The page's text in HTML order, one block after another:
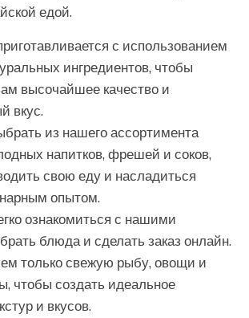
едой.
с использованием
ингредиентов, чтобы
высочайшее качество и
вкус.
из нашего ассортимента
напитков, фрешей и соков,
свою еду и насладиться
опытом.
ознакомиться с нашими
блюда и сделать заказ онлайн.
только свежую рыбу, овощи и
чтобы создать идеальное
и вкусов.